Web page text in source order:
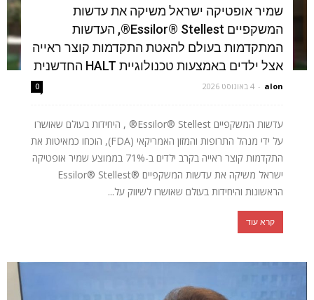
שמיר אופטיקה ישראל משיקה את עדשות
המשקפיים Essilor® Stellest®, העדשות
המתקדמות בעולם להאטת התקדמות קוצר ראייה
אצל ילדים באמצעות טכנולוגיית HALT החדשנית
alon
- 4 באוגוסט 2026 0
עדשות המשקפיים Essilor® Stellest® , היחידות בעולם שאושרו
על ידי מנהל התרופות והמזון האמריקאי (FDA), הוכחו כמאיטות את
התקדמות קוצר ראייה בקרב ילדים ב-71% בממוצע שמיר אופטיקה
ישראל משיקה את עדשות המשקפיים ®Essilor® Stellest
הראשונות והיחידות בעולם שאושרו לשיווק על...
קרא עוד